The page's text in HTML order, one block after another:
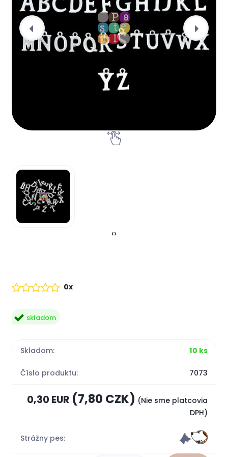
‹›
skladom
0x
Skladom: 10 ks
Číslo produktu: 7073
0,30 EUR(7,80 CZK) (Nie sme platcovia
DPH)
Strážny pes: